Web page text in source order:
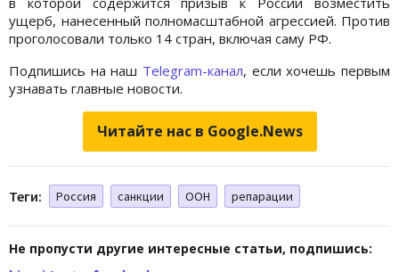
ущерб, нанесенный полномасштабной агрессией. Против
проголосовали только 14 стран, включая саму РФ.
Подпишись на наш Telegram-канал, если хочешь первым
узнавать главные новости.
Читайте нас в Google.News
Теги: Россия санкции ООН репарации
Не пропусти другие интересные статьи, подпишись: